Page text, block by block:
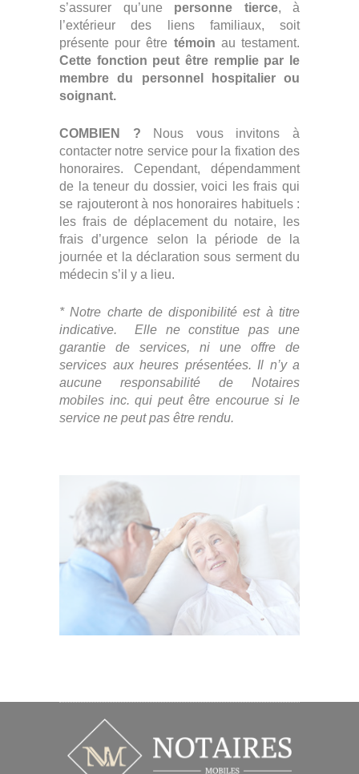
s’assurer qu’une personne tierce, à
l’extérieur des liens familiaux, soit
présente pour être témoin au testament.
Cette fonction peut être remplie par le
membre du personnel hospitalier ou
soignant.
COMBIEN ? Nous vous invitons à
contacter notre service pour la fixation des
honoraires. Cependant, dépendamment
de la teneur du dossier, voici les frais qui
se rajouteront à nos honoraires habituels :
les frais de déplacement du notaire, les
frais d’urgence selon la période de la
journée et la déclaration sous serment du
médecin s’il y a lieu.
* Notre charte de disponibilité est à titre
indicative. Elle ne constitue pas une
garantie de services, ni une offre de
services aux heures présentées. Il n’y a
aucune responsabilité de Notaires
mobiles inc. qui peut être encourue si le
service ne peut pas être rendu.